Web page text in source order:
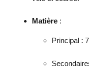
Matière :
Principal :